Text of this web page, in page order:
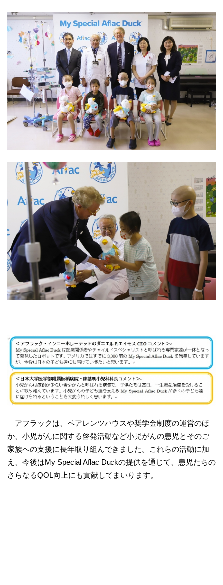
アフラックは、ペアレンツハウスや奨学金制度の運営のほ
か、小児がんに関する啓発活動など小児がんの患児とそのご
家族への支援に長年取り組んできました。これらの活動に加
え、今後はMy Special Aflac Duckの提供を通じて、患児たちの
さらなるQOL向上にも貢献してまいります。